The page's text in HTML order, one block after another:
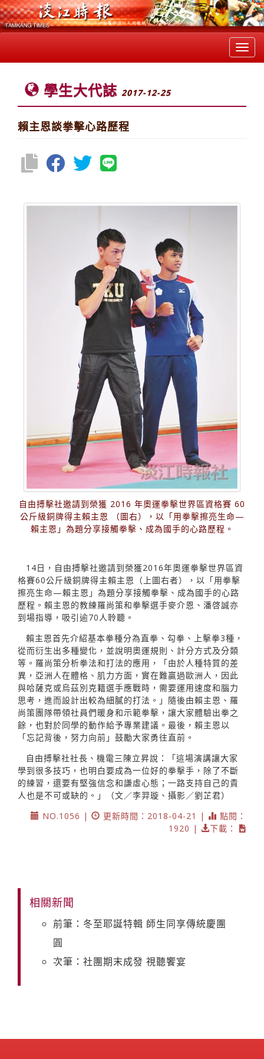
學生大代誌 2017-12-25
賴主恩談拳擊心路歷程
自由搏擊社邀請到榮獲 2016 年奧運拳擊世界區資格賽 60
公斤級銅牌得主賴主恩 （圖右），以「用拳擊擦亮生命—
賴主恩」為題分享接觸拳擊、成為國手的心路歷程。
14日，自由搏擊社邀請到榮獲2016年奧運拳擊世界區資
格賽60公斤級銅牌得主賴主恩（上圖右者），以「用拳擊
擦亮生命—賴主恩」為題分享接觸拳擊、成為國手的心路
歷程。賴主恩的教練羅尚策和拳擊選手麥介恩、潘啓誠亦
到場指導，吸引逾70人聆聽。
賴主恩首先介紹基本拳種分為直拳、勾拳、上擊拳3種，
從而衍生出多種變化，並說明奧運規則、計分方式及分類
等。羅尚策分析拳法和打法的應用，「由於人種特質的差
異，亞洲人在體格、肌力方面，實在難贏過歐洲人，因此
與哈薩克或烏茲別克籍選手應戰時，需要運用速度和腦力
思考，進而設計出較為細膩的打法。」隨後由賴主恩、羅
尚策團隊帶領社員們暖身和示範拳擊，讓大家體驗出拳之
餘，也對於同學的動作給予專業建議。最後，賴主恩以
「忘記背後，努力向前」鼓勵大家勇往直前。
自由搏擊社社長、機電三陳立昇說：「這場演講讓大家
學到很多技巧，也明白要成為一位好的拳擊手，除了不斷
的練習，還要有堅強信念和謙虛心態；一路支持自己的貴
人也是不可或缺的。」（文／李羿璇、攝影／劉芷君）
NO.1056 |
更新時間：2018-04-21 |
點閱：
1920 |
下載：
相關新聞
前筆：冬至耶誕特輯 師生同享傳統慶團
圓
次筆：社團期末成發 視聽饗宴